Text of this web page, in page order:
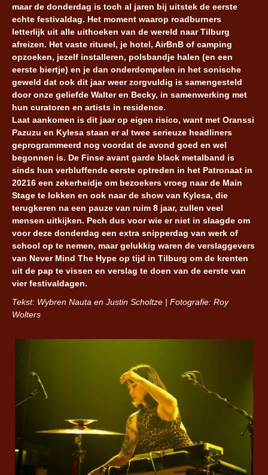
maar de donderdag is toch al jaren bij uitstek de eerste
echte festivaldag. Het moment waarop roadburners
letterlijk uit alle uithoeken van de wereld naar Tilburg
afreizen. Het vaste ritueel, je hotel, AirBnB of camping
opzoeken, jezelf installeren, polsbandje halen (en een
eerste biertje) en je dan onderdompelen in het sonische
geweld dat ook dit jaar weer zorgvuldig is samengesteld
door onze geliefde Walter en Becky, in samenwerking met
hun curatoren en artists in residence.
Laat aankomen is dit jaar op eigen risico, want met Oranssi
Pazuzu en Kylesa staan er al twee serieuze headliners
geprogrammeerd nog voordat de avond goed en wel
begonnen is. De Finse avant garde black metalband is
sinds hun verbluffende eerste optreden in het Patronaat in
20216 een zekerheidje om bezoekers vroeg naar de Main
Stage te lokken en ook naar de show van Kylesa, die
terugkeren na een pauze van ruim 8 jaar, zullen veel
mensen uitkijken. Pech dus voor wie er niet in slaagde om
voor deze donderdag een extra snipperdag van werk of
school op te nemen, maar gelukkig waren de verslaggevers
van Never Mind The Hype op tijd in Tilburg om de krenten
uit de pap te vissen en verslag te doen van de eerste van
vier festivaldagen.
Tekst: Wybren Nauta en Justin Scholtze | Fotografie: Roy
Wolters